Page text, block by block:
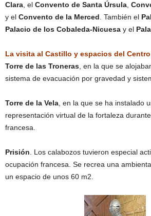
Clara , el Convento de Santa Úrsula
y el Convento de la Merced . También el
Palacio de los Cobaleda-Nicuesa y el
La visita al Castillo y espacios del
Torre de las Troneras , en la que se
sistema de evacuación por gravedad y
Torre de la Vela , en la que se ha instalado
representación virtual de la fortaleza
francesa.
Prisión . Los calabozos tuvieron especial
ocupación francesa. Se recrea una
un espacio de unos 60 m2.